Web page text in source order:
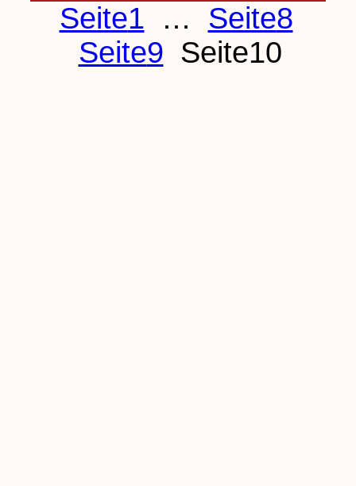
Seite1 … Seite8
Seite9 Seite10